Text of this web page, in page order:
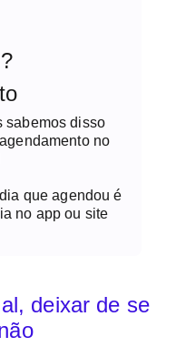
sabemos disso
no
que agendou é
no app ou site
deixar de se